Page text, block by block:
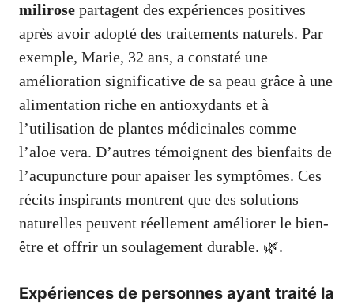
milirose partagent des expériences positives
après avoir adopté des traitements naturels. Par
exemple, Marie, 32 ans, a constaté une
amélioration significative de sa peau grâce à une
alimentation riche en antioxydants et à
l’utilisation de plantes médicinales comme
l’aloe vera. D’autres témoignent des bienfaits de
l’acupuncture pour apaiser les symptômes. Ces
récits inspirants montrent que des solutions
naturelles peuvent réellement améliorer le bien-
être et offrir un soulagement durable. 🌿.
Expériences de personnes ayant traité la